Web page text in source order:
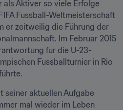
als Aktiver so viele Erfolge
Fussball-Weltmeisterschaft
er zeitweilig die Führung der
Im Februar 2015
für die U-23-
Fussballturnier in Rio
seiner aktuellen Aufgabe
mal wieder im Leben